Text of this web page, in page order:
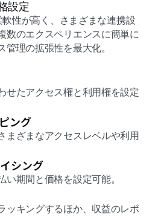
設定
性が高く、さまざまな連携設
数のエクスペリエンスに簡単に
管理の拡張性を最大化。
せたアクセス権と利用権を設定
ング
まざまなアクセスレベルや利用
シング
い期間と価格を設定可能。
ッキングするほか、収益のレポ